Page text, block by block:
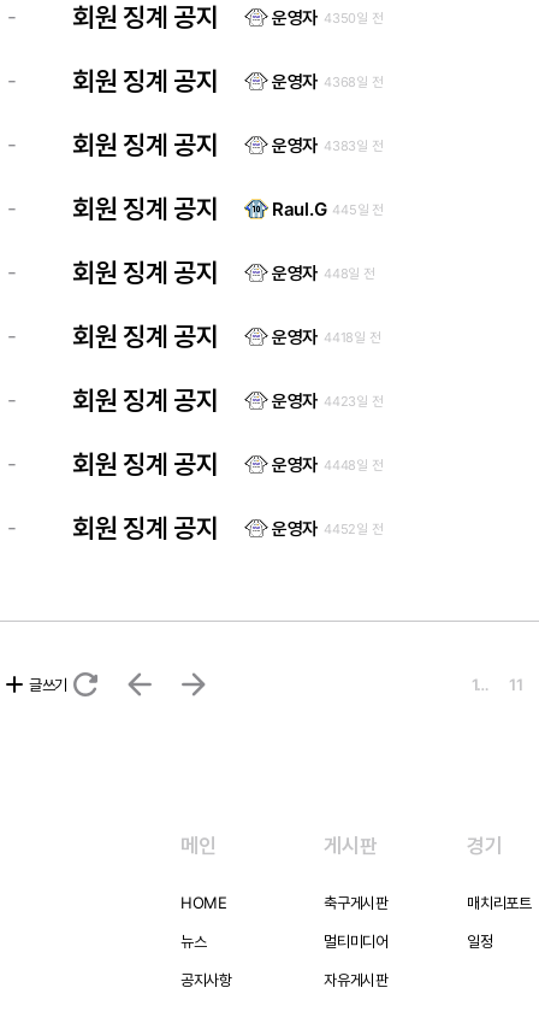
- 회원 징계 공지 운영자 4350일 전
- 회원 징계 공지 운영자 4368일 전
- 회원 징계 공지 운영자 4383일 전
- 회원 징계 공지 Raul.G 445일 전
- 회원 징계 공지 운영자 448일 전
- 회원 징계 공지 운영자 4418일 전
- 회원 징계 공지 운영자 4423일 전
- 회원 징계 공지 운영자 4448일 전
- 회원 징계 공지 운영자 4452일 전
add 글쓰기 refresh arrow_back arrow_forward 1… 11
메인
HOME
뉴스
공지사항
게시판
축구게시판
멀티미디어
자유게시판
경기
매치리포트
일정